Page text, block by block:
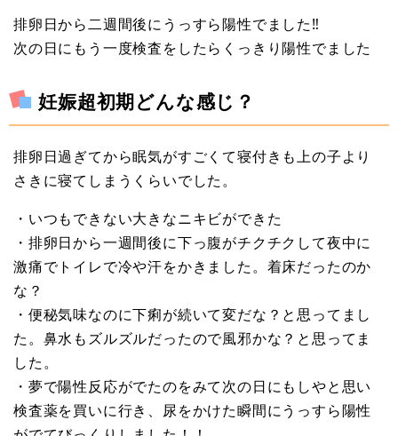
排卵日から二週間後にうっすら陽性でました‼
次の日にもう一度検査をしたらくっきり陽性でました
妊娠超初期どんな感じ？
排卵日過ぎてから眠気がすごくて寝付きも上の子より
さきに寝てしまうくらいでした。
・いつもできない大きなニキビができた
・排卵日から一週間後に下っ腹がチクチクして夜中に
激痛でトイレで冷や汗をかきました。着床だったのか
な？
・便秘気味なのに下痢が続いて変だな？と思ってまし
た。鼻水もズルズルだったので風邪かな？と思ってま
した。
・夢で陽性反応がでたのをみて次の日にもしやと思い
検査薬を買いに行き、尿をかけた瞬間にうっすら陽性